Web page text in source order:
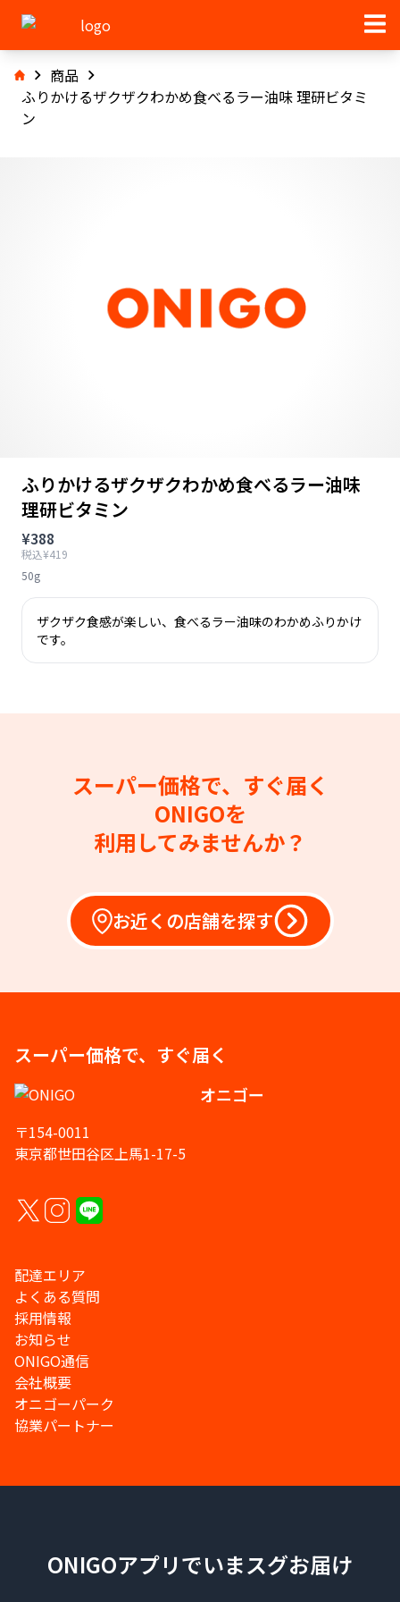
商品
ふりかけるザクザクわかめ食べるラー油味 理研ビタミ
ン
ふりかけるザクザクわかめ食べるラー油味
理研ビタミン
¥388
税込¥419
50g
ザクザク食感が楽しい、食べるラー油味のわかめふりかけ
です。
スーパー価格で、すぐ届く
ONIGOを
利用してみませんか？
お近くの店舗を探す
スーパー価格で、すぐ届く
オニゴー
〒154-0011
東京都世田谷区上馬1-17-5
配達エリア
よくある質問
採用情報
お知らせ
ONIGO通信
会社概要
オニゴーパーク
協業パートナー
ONIGOアプリでいまスグお届け